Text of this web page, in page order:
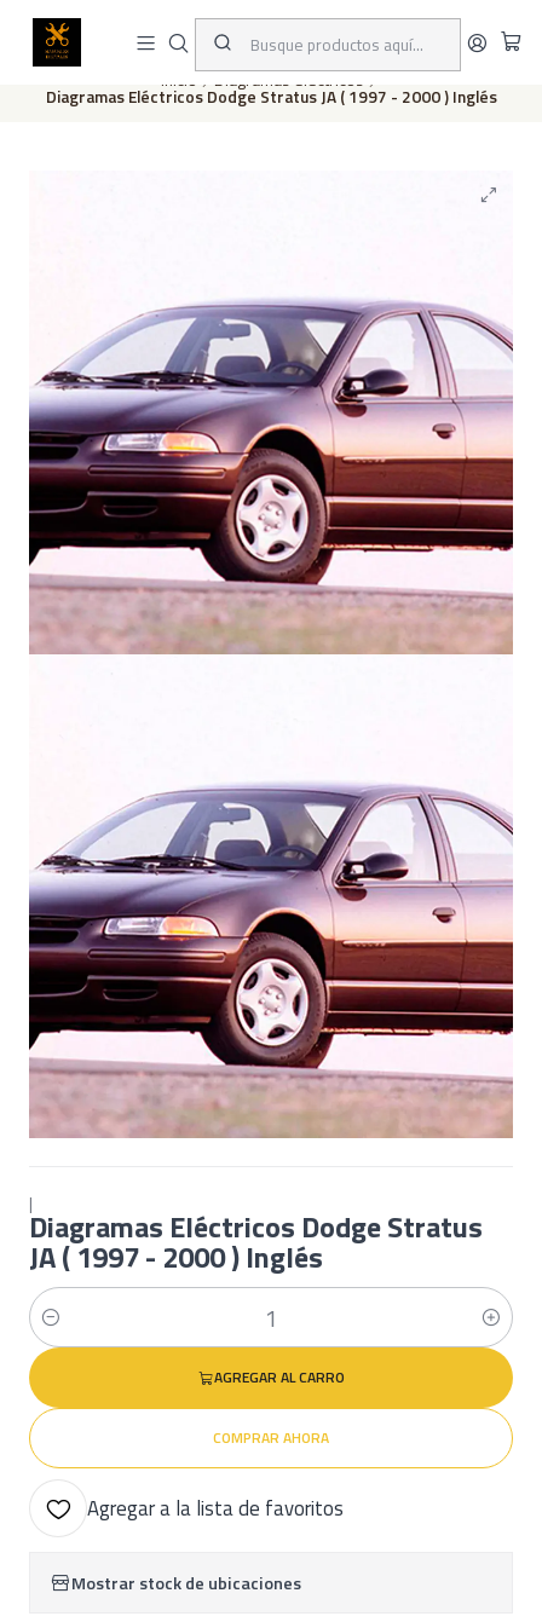
Este es el texto del slide
Inicio Diagramas eléctricos
Diagramas Eléctricos Dodge Stratus JA ( 1997 - 2000 ) Inglés
|
Diagramas Eléctricos Dodge Stratus
JA ( 1997 - 2000 ) Inglés
Cantidad
AGREGAR AL CARRO
COMPRAR AHORA
Agregar a la lista de favoritos
Mostrar stock de ubicaciones